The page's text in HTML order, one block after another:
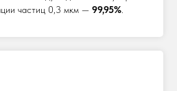
частиц 0,3 мкм — 99,95%